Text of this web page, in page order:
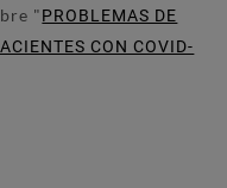
"PROBLEMAS DE
CON COVID-